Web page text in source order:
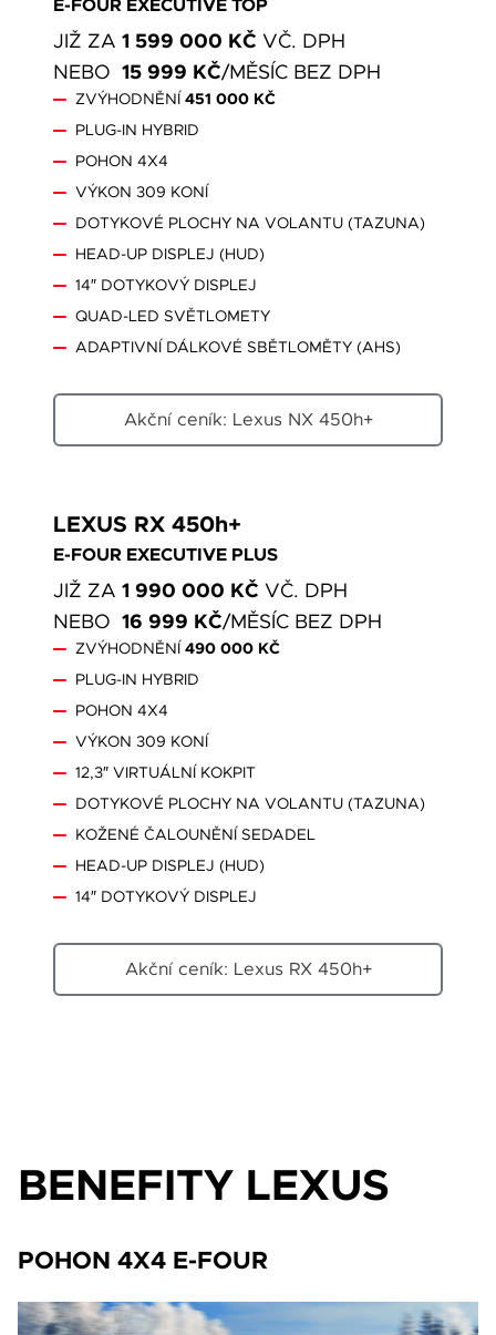
E-FOUR EXECUTIVE TOP
JIŽ ZA 1 599 000 KČ VČ. DPH
NEBO 15 999 KČ/MĚSÍC BEZ DPH
ZVÝHODNĚNÍ451 000 KČ
PLUG-IN HYBRID
POHON 4X4
VÝKON 309 KONÍ
DOTYKOVÉ PLOCHY NA VOLANTU (TAZUNA)
HEAD-UP DISPLEJ (HUD)
14″ DOTYKOVÝ DISPLEJ
QUAD-LED SVĚTLOMETY
ADAPTIVNÍ DÁLKOVÉ SBĚTLOMĚTY (AHS)
Akční ceník: Lexus NX 450h+
LEXUS RX 450h+
E-FOUR EXECUTIVE PLUS
JIŽ ZA 1 990 000 KČ VČ. DPH
NEBO 16 999 KČ/MĚSÍC BEZ DPH
ZVÝHODNĚNÍ490 000 KČ
PLUG-IN HYBRID
POHON 4X4
VÝKON 309 KONÍ
12,3″ VIRTUÁLNÍ KOKPIT
DOTYKOVÉ PLOCHY NA VOLANTU (TAZUNA)
KOŽENÉ ČALOUNĚNÍ SEDADEL
HEAD-UP DISPLEJ (HUD)
14″ DOTYKOVÝ DISPLEJ
Akční ceník: Lexus RX 450h+
BENEFITY LEXUS
POHON 4X4 E-FOUR